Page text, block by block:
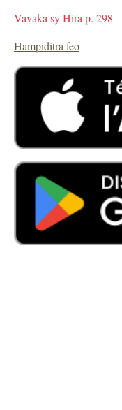
Vavaka sy Hira p. 298
Hampiditra feo